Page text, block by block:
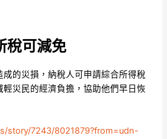
稅可減免
的災損，納稅人可申請綜合所得稅
災民的經濟負擔，協助他們早日恢
story/7243/8021879?from=udn-